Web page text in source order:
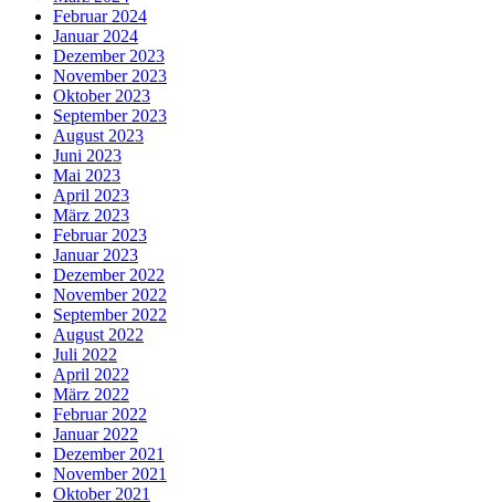
Februar 2024
Januar 2024
Dezember 2023
November 2023
Oktober 2023
September 2023
August 2023
Juni 2023
Mai 2023
April 2023
März 2023
Februar 2023
Januar 2023
Dezember 2022
November 2022
September 2022
August 2022
Juli 2022
April 2022
März 2022
Februar 2022
Januar 2022
Dezember 2021
November 2021
Oktober 2021